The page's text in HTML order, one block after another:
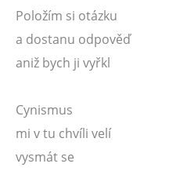
Položím si otázku
a dostanu odpověď
aniž bych ji vyřkl
Cynismus
mi v tu chvíli velí
vysmát se